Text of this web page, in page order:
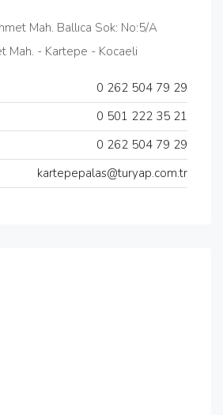
Mah. Ballıca Sok: No:5/A
Mah. - Kartepe - Kocaeli
0 262 504 79 29
0 501 222 35 21
0 262 504 79 29
kartepepalas@turyap.com.tr